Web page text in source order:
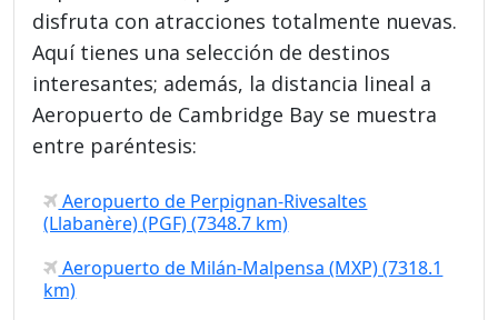
disfruta con atracciones totalmente nuevas.
Aquí tienes una selección de destinos
interesantes; además, la distancia lineal a
Aeropuerto de Cambridge Bay se muestra
entre paréntesis:
Aeropuerto de Perpignan-Rivesaltes
(Llabanère) (PGF) (7348.7 km)
Aeropuerto de Milán-Malpensa (MXP) (7318.1
km)